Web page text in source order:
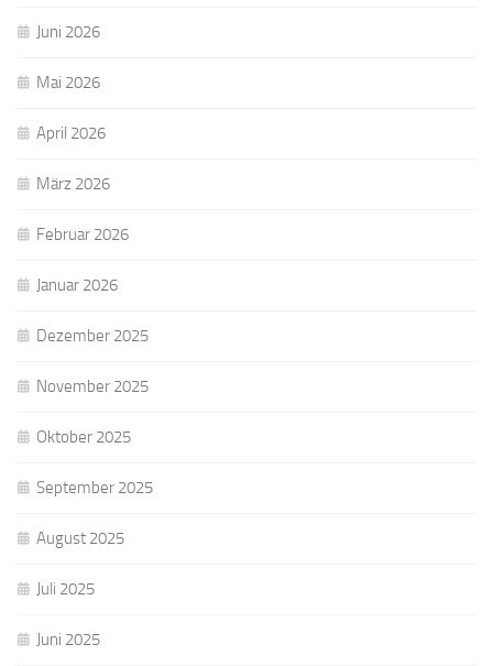
Juni 2026
Mai 2026
April 2026
März 2026
Februar 2026
Januar 2026
Dezember 2025
November 2025
Oktober 2025
September 2025
August 2025
Juli 2025
Juni 2025